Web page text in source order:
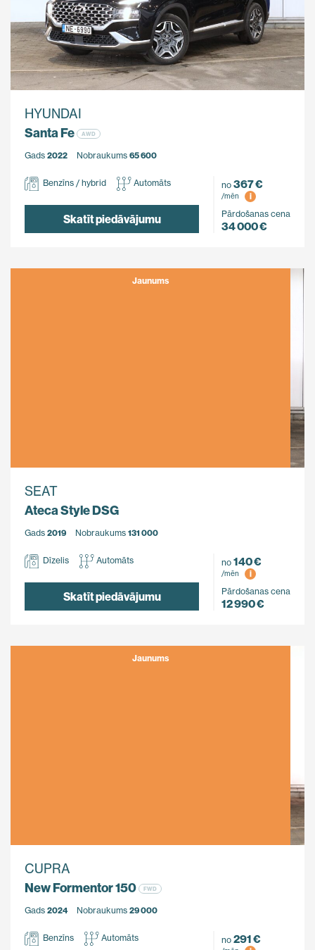
HYUNDAI
Santa Fe
AWD
Gads 2022 Nobraukums 65 600
Benzīns / hybrid Automāts
Skatīt piedāvājumu
no 367 €
/mēn
i
Pārdošanas cena
34 000 €
Jaunums
SEAT
Ateca Style DSG
Gads 2019 Nobraukums 131 000
Dīzelis Automāts
Skatīt piedāvājumu
no 140 €
/mēn
i
Pārdošanas cena
12 990 €
Jaunums
CUPRA
New Formentor 150
FWD
Gads 2024 Nobraukums 29 000
Benzīns Automāts no 291 €